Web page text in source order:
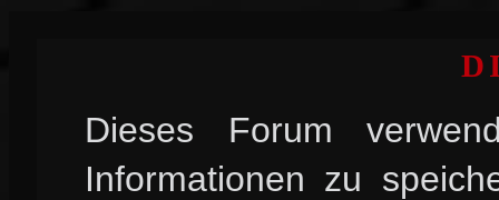
Dieses Forum
Informationen zu